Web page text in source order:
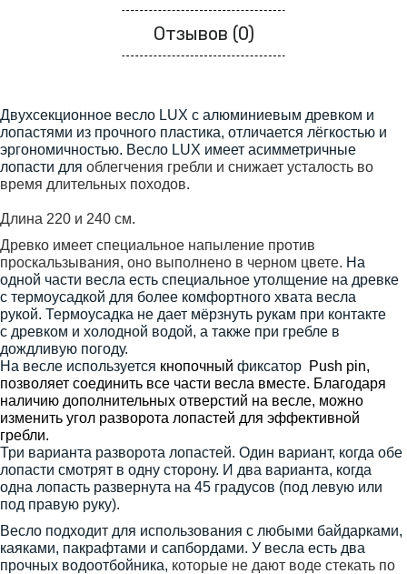
Отзывов (0)
Двухсекционное весло LUX с алюминиевым древком и
лопастями из прочного пластика, отличается лёгкостью и
эргономичностью. Весло LUX имеет асимметричные
лопасти для облегчения гребли и снижает усталость во
время длительных походов.
Длина 220 и 240 см.
Древко имеет специальное напыление против
проскальзывания, оно выполнено в черном цвете. На
одной части весла есть специальное утолщение на древке
с термоусадкой для более комфортного хвата весла
рукой. Термоусадка не дает мёрзнуть рукам при контакте
с древком и холодной водой, а также при гребле в
дождливую погоду.
На весле используется кнопочный фиксатор Push pin,
позволяет соединить все части весла вместе. Благодаря
наличию дополнительных отверстий на весле, можно
изменить угол разворота лопастей для эффективной
гребли.
Три варианта разворота лопастей. Один вариант, когда обе
лопасти смотрят в одну сторону. И два варианта, когда
одна лопасть развернута на 45 градусов (под левую или
под правую руку).
Весло подходит для использования с любыми байдарками,
каяками, пакрафтами и сапбордами. У весла есть два
прочных водоотбойника, которые не дают воде стекать по